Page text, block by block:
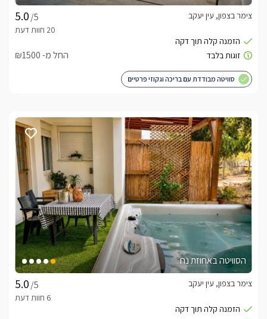
/5
צימר בצפון, עין יעקב
החל מ- ₪1500
סוויטה מבודדת עם בריכה וגקוזי פרטיים
הסוויטה באחוזת נח
/5
צימר בצפון, עין יעקב